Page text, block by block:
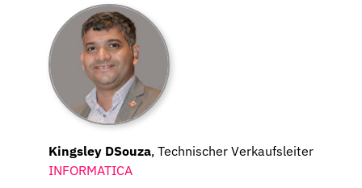
Kingsley DSouza, Technischer Verkaufsleiter
INFORMATICA